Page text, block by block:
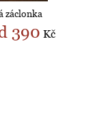
záclonka
390 Kč